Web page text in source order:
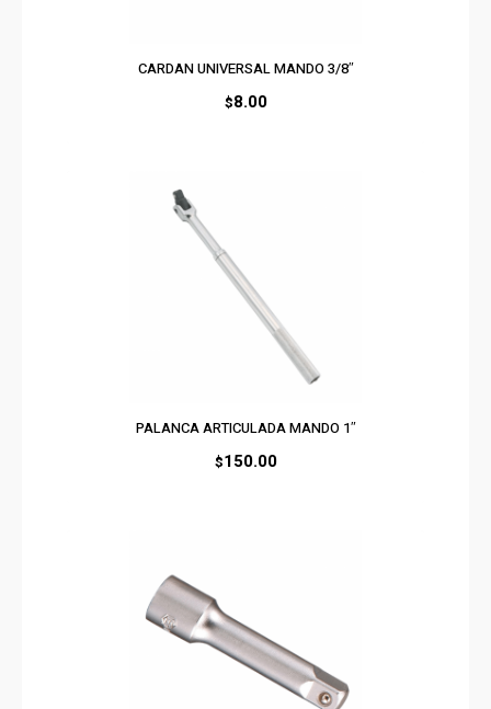
CARDAN UNIVERSAL MANDO 3/8″
$8.00
PALANCA ARTICULADA MANDO 1″
$150.00